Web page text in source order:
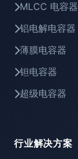
MLCC 电容器
铝电解电容器
薄膜电容器
钽电容器
超级电容器
行业解决方案